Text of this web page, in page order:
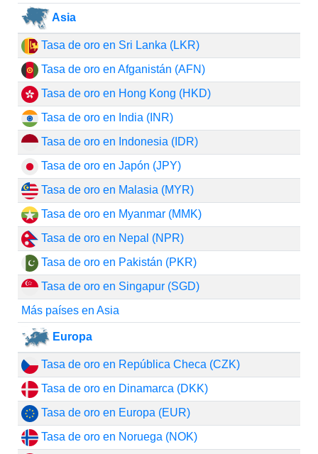
Asia
Tasa de oro en Sri Lanka (LKR)
Tasa de oro en Afganistán (AFN)
Tasa de oro en Hong Kong (HKD)
Tasa de oro en India (INR)
Tasa de oro en Indonesia (IDR)
Tasa de oro en Japón (JPY)
Tasa de oro en Malasia (MYR)
Tasa de oro en Myanmar (MMK)
Tasa de oro en Nepal (NPR)
Tasa de oro en Pakistán (PKR)
Tasa de oro en Singapur (SGD)
Más países en Asia
Europa
Tasa de oro en República Checa (CZK)
Tasa de oro en Dinamarca (DKK)
Tasa de oro en Europa (EUR)
Tasa de oro en Noruega (NOK)